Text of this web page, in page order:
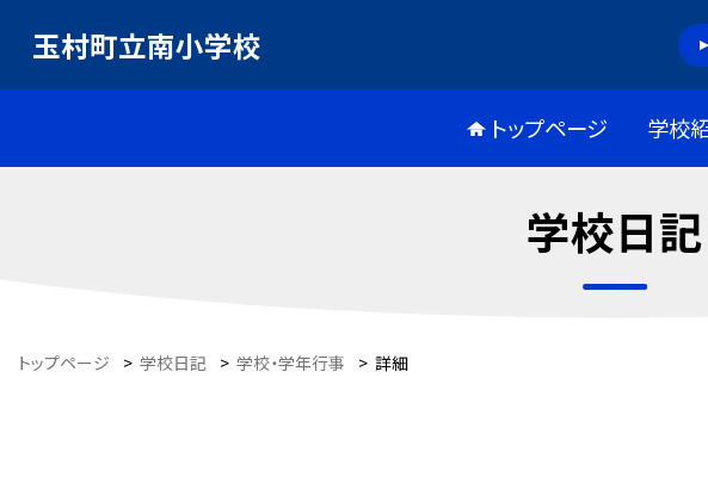
玉村町立南小学校
トップページ 学校
学校日記
トップページ > 学校日記 > 学校・学年行事 > 詳細